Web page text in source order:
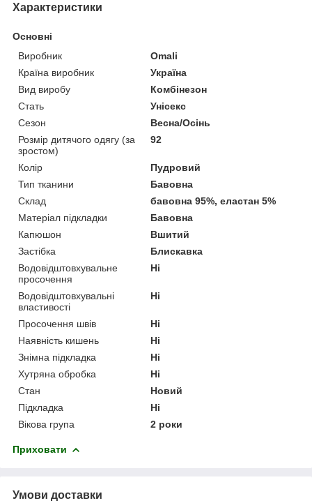
Характеристики
Основні
Виробник
Omali
Країна виробник
Україна
Вид виробу
Комбінезон
Стать
Унісекс
Сезон
Весна/Осінь
Розмір дитячого одягу (за
зростом)
92
Колір
Пудровий
Тип тканини
Бавовна
Склад
бавовна 95%, еластан 5%
Матеріал підкладки
Бавовна
Капюшон
Вшитий
Застібка
Блискавка
Водовідштовхувальне
просочення
Ні
Водовідштовхувальні
властивості
Ні
Просочення швів
Ні
Наявність кишень
Ні
Знімна підкладка
Ні
Хутряна обробка
Ні
Стан
Новий
Підкладка
Ні
Вікова група
2 роки
Приховати
Умови доставки